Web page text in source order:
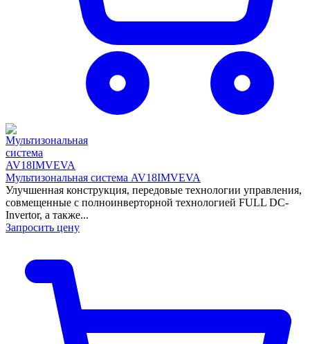
Мультизональная система AV18IMVEVA
Улучшенная конструкция, передовые технологии управления,
совмещенные с полноинверторной технологией FULL DC-
Invertor, а также...
Запросить цену